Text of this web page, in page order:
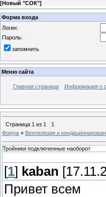
[Новый "СОК"]
Форма входа
Логин:
Пароль:
запомнить
Меню сайта
Главная страница Информация о
Страница 1 из 1
1
Форум » Вентиляция и
Тройники подключенные наоборот
[1] kaban
Привет всем